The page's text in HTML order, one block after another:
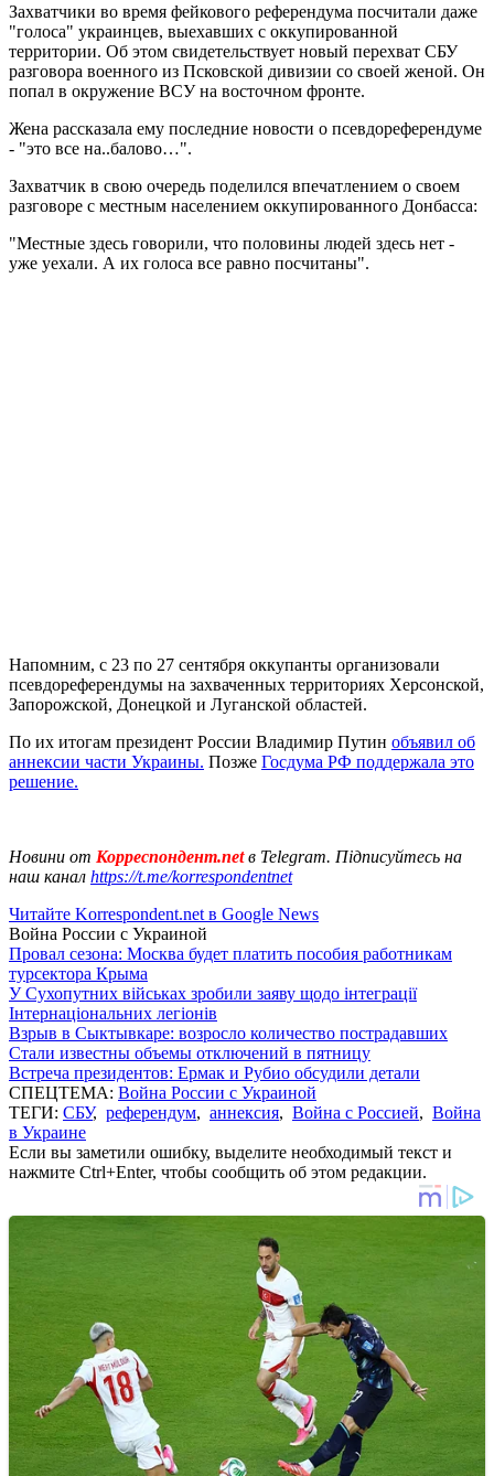
Захватчики во время фейкового референдума посчитали даже
"голоса" украинцев, выехавших с оккупированной
территории. Об этом свидетельствует новый перехват СБУ
разговора военного из Псковской дивизии со своей женой. Он
попал в окружение ВСУ на восточном фронте.
Жена рассказала ему последние новости о псевдореферендуме
- "это все на..балово…".
Захватчик в свою очередь поделился впечатлением о своем
разговоре с местным населением оккупированного Донбасса:
"Местные здесь говорили, что половины людей здесь нет -
уже уехали. А их голоса все равно посчитаны".
Напомним, с 23 по 27 сентября оккупанты организовали
псевдореферендумы на захваченных территориях Херсонской,
Запорожской, Донецкой и Луганской областей.
По их итогам президент России Владимир Путин объявил об
аннексии части Украины. Позже Госдума РФ поддержала это
решение.
Новини от Корреспондент.netв Telegram. Підписуйтесь на
наш канал https://t.me/korrespondentnet
Читайте Korrespondent.net в Google News
Война России с Украиной
Провал сезона: Москва будет платить пособия работникам
турсектора Крыма
У Сухопутних військах зробили заяву щодо інтеграції
Інтернаціональних легіонів
Взрыв в Сыктывкаре: возросло количество пострадавших
Стали известны объемы отключений в пятницу
Встреча президентов: Ермак и Рубио обсудили детали
СПЕЦТЕМА: Война России с Украиной
ТЕГИ: СБУ, референдум, аннексия, Война с Россией, Война
в Украине
Если вы заметили ошибку, выделите необходимый текст и
нажмите Ctrl+Enter, чтобы сообщить об этом редакции.